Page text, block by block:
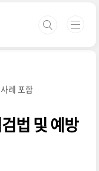
례 포함
법 및 예방